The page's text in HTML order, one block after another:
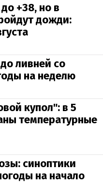
+38, но в
дожди:
ливней со
на неделю
купол": в 5
температурные
синоптики
на начало